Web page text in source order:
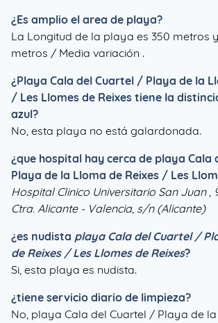
¿Es amplio el area de playa?
La Longitud de la playa es 350 metros
metros / Media variación .
¿Playa Cala del Cuartel / Playa de la
/ Les Llomes de Reixes tiene la
azul?
No, esta playa no está galardonada.
¿que hospital hay cerca de playa Cala
Playa de la Lloma de Reixes / Les
Hospital Clinico Universitario San Juan ,
Ctra. Alicante - Valencia, s/n (Alicante)
¿es nudista playa Cala del Cuartel /
de Reixes / Les Llomes de Reixes?
Si, esta playa es nudista.
¿tiene servicio diario de limpieza?
No, playa Cala del Cuartel / Playa de